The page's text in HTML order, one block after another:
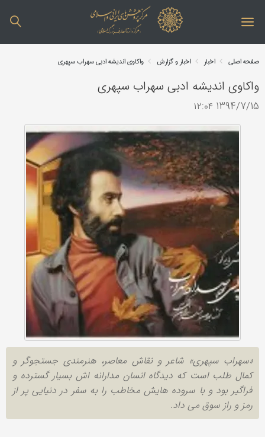
صفحه اصلی اخبار اخبار و گزارش واکاوی اندیشه ادبی سهراب سپهری
واکاوی اندیشه ادبی سهراب سپهری
1394/7/15 ۱۲:۰۴
«سهراب سپهری» شاعر و نقاش معاصر، هنرمندی جستجوگر و
کمال طلب است که دیدگاه انسان مدارانه اش بسیار گسترده و
فراگیر بود و با سروده هایش مخاطب را به سفر در دنیایی پر از
رمز و راز سوق می داد.